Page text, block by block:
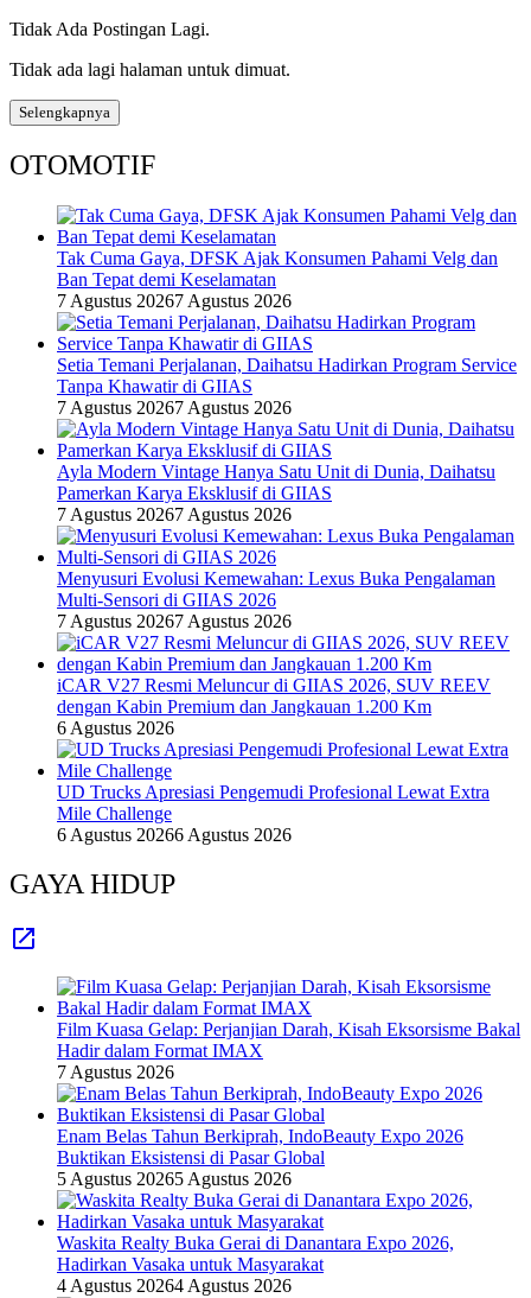
Tidak Ada Postingan Lagi.
Tidak ada lagi halaman untuk dimuat.
Selengkapnya
OTOMOTIF
Tak Cuma Gaya, DFSK Ajak Konsumen Pahami Velg dan
Ban Tepat demi Keselamatan
7 Agustus 20267 Agustus 2026
Setia Temani Perjalanan, Daihatsu Hadirkan Program Service
Tanpa Khawatir di GIIAS
7 Agustus 20267 Agustus 2026
Ayla Modern Vintage Hanya Satu Unit di Dunia, Daihatsu
Pamerkan Karya Eksklusif di GIIAS
7 Agustus 20267 Agustus 2026
Menyusuri Evolusi Kemewahan: Lexus Buka Pengalaman
Multi-Sensori di GIIAS 2026
7 Agustus 20267 Agustus 2026
iCAR V27 Resmi Meluncur di GIIAS 2026, SUV REEV
dengan Kabin Premium dan Jangkauan 1.200 Km
6 Agustus 2026
UD Trucks Apresiasi Pengemudi Profesional Lewat Extra
Mile Challenge
6 Agustus 20266 Agustus 2026
GAYA HIDUP
Film Kuasa Gelap: Perjanjian Darah, Kisah Eksorsisme Bakal
Hadir dalam Format IMAX
7 Agustus 2026
Enam Belas Tahun Berkiprah, IndoBeauty Expo 2026
Buktikan Eksistensi di Pasar Global
5 Agustus 20265 Agustus 2026
Waskita Realty Buka Gerai di Danantara Expo 2026,
Hadirkan Vasaka untuk Masyarakat
4 Agustus 20264 Agustus 2026